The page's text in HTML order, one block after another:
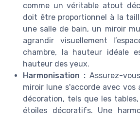
comme un véritable atout
doit être proportionnel à la
une salle de bain, un miroir
agrandir visuellement
chambre, la hauteur idéale
hauteur des yeux.
Harmonisation :Assurez-
miroir lune s'accorde avec vos
décoration, tels que les
étoiles décoratifs. Une